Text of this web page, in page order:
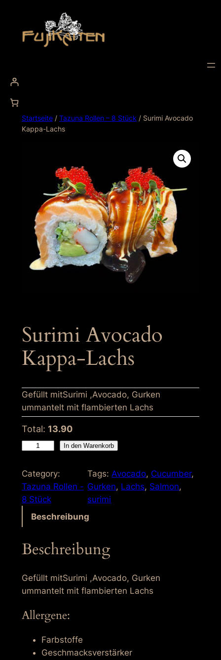
Startseite/ Tazuna Rollen – 8 Stück / Surimi Avocado
Kappa-Lachs
Surimi Avocado
Kappa-Lachs
Gefüllt mitSurimi ,Avocado, Gurken
ummantelt mit flambierten Lachs
Total: 13.90
r
i
m
o
a
d
K
In den Warenkorb
Category:
Tazuna Rollen -
8 Stück
Tags:Avocado, Cucumber
Gurken, Lachs, Salmon
surimi
Beschreibung
Beschreibung
Gefüllt mitSurimi ,Avocado, Gurken
ummantelt mit flambierten Lachs
Allergene:
Farbstoffe
Geschmacksverstärker